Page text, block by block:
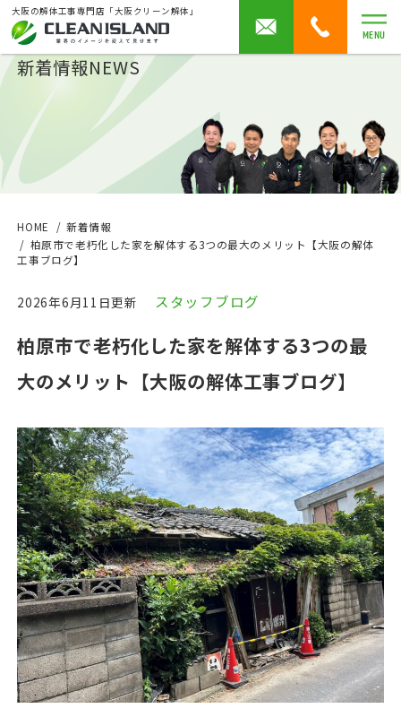
大阪の解体工事専門店「大阪クリーン解体」
MENU
新着情報NEWS
HOME
新着情報
柏原市で老朽化した家を解体する3つの最大のメリット【大阪の解体
工事ブログ】
2026年6月11日更新 スタッフブログ
柏原市で老朽化した家を解体する3つの最
大のメリット【大阪の解体工事ブログ】